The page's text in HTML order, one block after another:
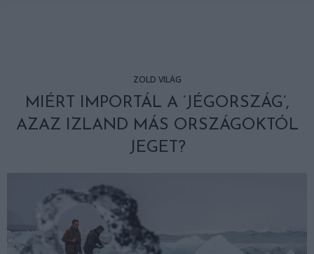
ZÖLD VILÁG
MIÉRT IMPORTÁL A ’JÉGORSZÁG’,
AZAZ IZLAND MÁS ORSZÁGOKTÓL
JEGET?